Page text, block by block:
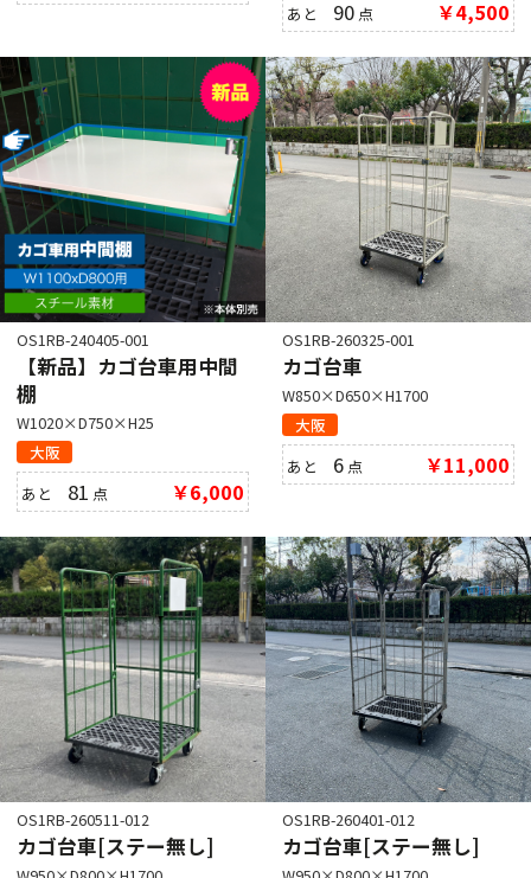
あと 90 点 ￥4,500
OS1RB-240405-001
【新品】カゴ台車用中間
棚
W1020×D750×H25
大阪
あと 81 点 ￥6,000
OS1RB-260325-001
カゴ台車
W850×D650×H1700
大阪
あと 6 点 ￥11,000
OS1RB-260511-012
カゴ台車[ステー無し]
OS1RB-260401-012
カゴ台車[ステー無し]